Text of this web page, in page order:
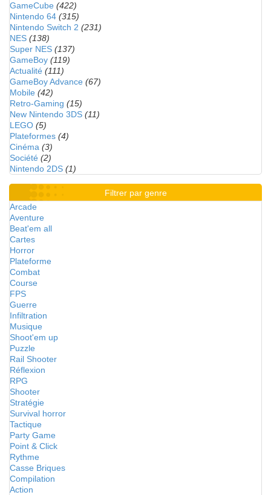
GameCube (422)
Nintendo 64 (315)
Nintendo Switch 2 (231)
NES (138)
Super NES (137)
GameBoy (119)
Actualité (111)
GameBoy Advance (67)
Mobile (42)
Retro-Gaming (15)
New Nintendo 3DS (11)
LEGO (5)
Plateformes (4)
Cinéma (3)
Société (2)
Nintendo 2DS (1)
Filtrer par genre
Arcade
Aventure
Beat'em all
Cartes
Horror
Plateforme
Combat
Course
FPS
Guerre
Infiltration
Musique
Shoot'em up
Puzzle
Rail Shooter
Réflexion
RPG
Shooter
Stratégie
Survival horror
Tactique
Party Game
Point & Click
Rythme
Casse Briques
Compilation
Action